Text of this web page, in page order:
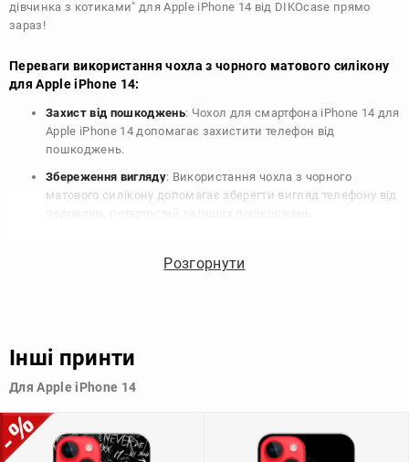
дівчинка з котиками" для Apple iPhone 14 від DIKOcase прямо
зараз!
Переваги використання чохла з чорного матового силікону
для Apple iPhone 14:
Захист від пошкоджень: Чохол для смартфона iPhone 14 для
Apple iPhone 14 допомагає захистити телефон від
пошкоджень.
Збереження вигляду: Використання чохла з чорного
матового силікону допомагає зберегти вигляд телефону від
для Apple iPhone 14 допомагає зберегти цінність вашого
підібрати той, що найбільше відповідає вашому стилю та
допомагає захистити ваш пристрій, зберегти його цінність і
додати зручності в користуванні.
Розгорнути
Інші принти
Для Apple iPhone 14